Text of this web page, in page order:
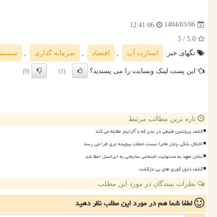
1404/03/06
12:41:06
5.0
/ 5
تگهای خبر:
استارت آپ , اقتصاد , سرمایه گذاری ,
این پست لینک وبسایت را می پسندید؟ (1)
(0)
تازه ترین مطالب مرتبط
کشف پروتئین طبیعی در بدن که با آلزایمر مقابله می کند
اختلال بانکی پایان ماجرا نیست حملات پیچیده تری فرا می رسد
نشان تعهد به مسئولیت اجتماعی سازمانی به ایرانسل اعطا شد
کشف دلیل کوری های بی بازگشت
نظرات بینندگان در مورد این مطلب
لطفا شما همدر مورد این مطلبنظر دهید